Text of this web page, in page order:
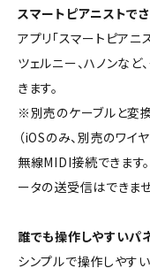
スマートピアニストで
アプリ「スマートピアニ
ツェルニー、ハノンな
きます。
※別売のケーブルと変
（iOSのみ、別売のワ
無線MIDI接続できます
ータの送受信はできませ
誰でも操作しやすいパ
シンプルで操作しやす